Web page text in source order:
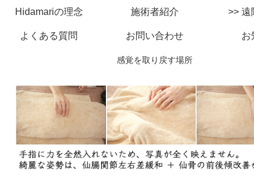
感覚を取り戻す場所
Hidamariの理念 施術者紹介
よくある質問 お問い合わせ お